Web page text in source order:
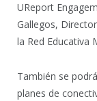
UReport
Gallegos,
la Red Educativa
También se
planes de